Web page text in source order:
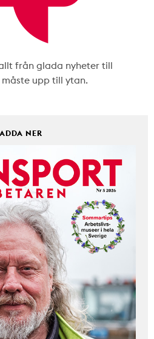
från glada nyheter till
upp till ytan.
NER